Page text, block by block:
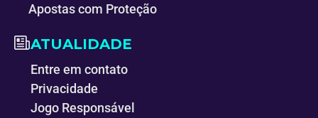
Apostas com Proteção
ATUALIDADE
Entre em contato
Privacidade
Jogo Responsável